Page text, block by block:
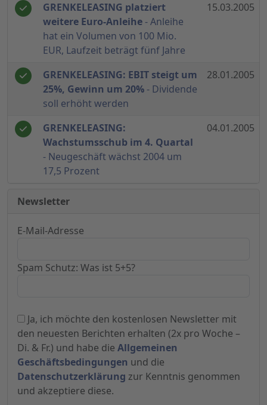
GRENKELEASING platziert
weitere Euro-Anleihe- Anleihe
hat ein Volumen von 100 Mio.
EUR, Laufzeit beträgt fünf Jahre
15.03.2005
GRENKELEASING: EBIT steigt um
25%, Gewinn um 20% - Dividende
soll erhöht werden
28.01.2005
GRENKELEASING:
Wachstumsschub im 4. Quartal
- Neugeschäft wächst 2004 um
17,5 Prozent
04.01.2005
Newsletter
E-Mail-Adresse
Spam Schutz: Was ist 5+5?
Ja, ich möchte den kostenlosen Newsletter mit
den neuesten Berichten erhalten (2x pro Woche –
Di. & Fr.) und habe die Allgemeinen
Geschäftsbedingungen und die
Datenschutzerklärung zur Kenntnis genommen
und akzeptiere diese.